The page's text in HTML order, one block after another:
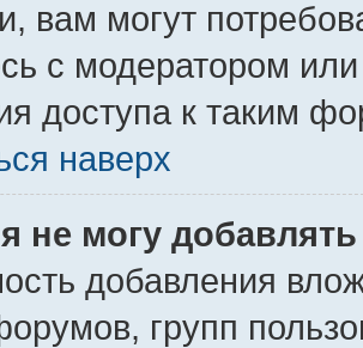
вам могут
с модератором
доступа к таким
наверх
не могу
добавления
групп